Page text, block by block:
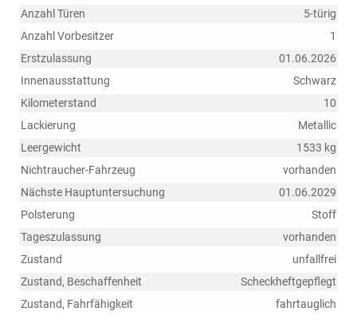
Anzahl Türen
5-türig
Anzahl Vorbesitzer
1
Erstzulassung
01.06.2026
Innenausstattung
Schwarz
Kilometerstand
10
Lackierung
Metallic
Leergewicht
1533 kg
Nichtraucher-Fahrzeug
vorhanden
Nächste Hauptuntersuchung
01.06.2029
Polsterung
Stoff
Tageszulassung
vorhanden
Zustand
unfallfrei
Zustand, Beschaffenheit
Scheckheftgepflegt
Zustand, Fahrfähigkeit
fahrtauglich